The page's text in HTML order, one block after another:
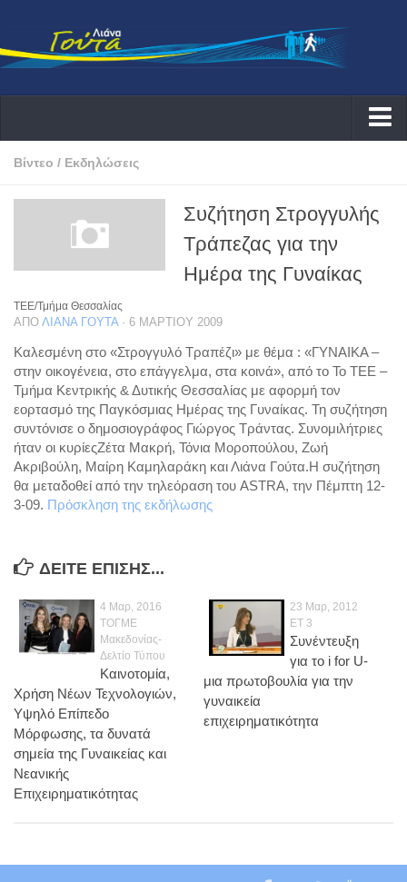
Αρχική
Συνεντεύξεις τηλεοπτικές
Αρθογραφία
Θέματα
Ενέργεια
Περιβάλλον
Παιδεία
Καινοτομία
Φωτογραφίες
Προσωπικές
Blog
Επικοινωνία
Βίντεο / Εκδηλώσεις
Συζήτηση Στρογγυλής
Τράπεζας για την
Ημέρα της Γυναίκας
ΤΕΕ/Τμήμα Θεσσαλίας
ΑΠΌ ΛΙΆΝΑ ΓΟΎΤΑ· 6 ΜΑΡΤΊΟΥ 2009
Καλεσμένη στο «Στρογγυλό Τραπέζι» με θέμα : «ΓΥΝΑΙΚΑ –
στην οικογένεια, στο επάγγελμα, στα κοινά», από το To TEE –
Τμήμα Κεντρικής & Δυτικής Θεσσαλίας με αφορμή τον
εορτασμό της Παγκόσμιας Ημέρας της Γυναίκας. Τη συζήτηση
συντόνισε ο δημοσιογράφος Γιώργος Τράντας. Συνομιλήτριες
ήταν οι κυρίεςΖέτα Μακρή, Τόνια Μοροπούλου, Ζωή
Ακριβούλη, Μαίρη Καμηλαράκη και Λιάνα Γούτα.Η συζήτηση
θα μεταδοθεί από την τηλεόραση του ASTRA, την Πέμπτη 12-
3-09. Πρόσκληση της εκδήλωσης
ΔΕΊΤΕ ΕΠΊΣΗΣ...
4 Μαρ, 2016
ΤΟΓΜΕ
Μακεδονίας-
Δελτίο Τύπου
Καινοτομία,
Χρήση Νέων Τεχνολογιών,
Υψηλό Επίπεδο
Μόρφωσης, τα δυνατά
σημεία της Γυναικείας και
Νεανικής
Επιχειρηματικότητας
23 Μαρ, 2012
ΕΤ 3
Συνέντευξη
για το i for U-
μια πρωτοβουλία για την
γυναικεία
επιχειρηματικότητα